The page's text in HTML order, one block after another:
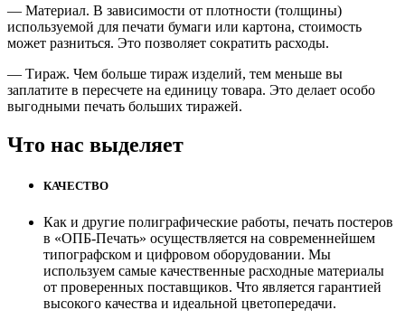
— Материал. В зависимости от плотности (толщины)
используемой для печати бумаги или картона, стоимость
может разниться. Это позволяет сократить расходы.
— Тираж. Чем больше тираж изделий, тем меньше вы
заплатите в пересчете на единицу товара. Это делает особо
выгодными печать больших тиражей.
Что нас выделяет
КАЧЕСТВО
Как и другие полиграфические работы, печать постеров
в «ОПБ-Печать» осуществляется на современнейшем
типографском и цифровом оборудовании. Мы
используем самые качественные расходные материалы
от проверенных поставщиков. Что является гарантией
высокого качества и идеальной цветопередачи.